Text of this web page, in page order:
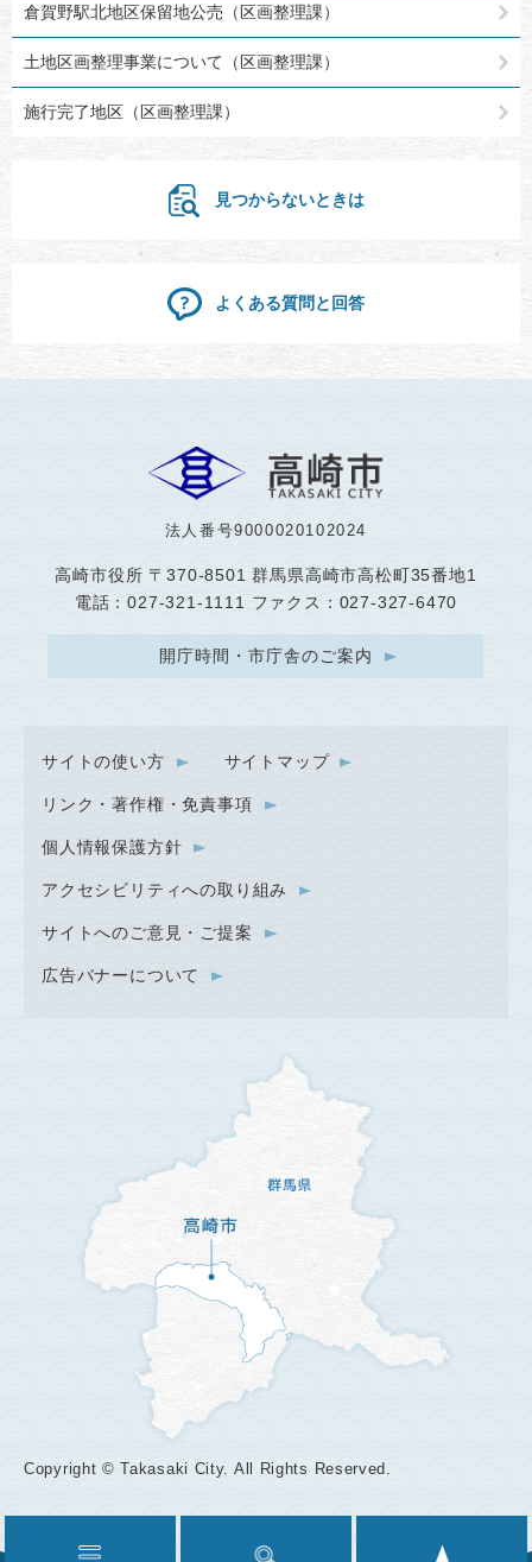
倉賀野駅北地区保留地公売（区画整理課）
土地区画整理事業について（区画整理課）
施行完了地区（区画整理課）
見つからないときは
よくある質問と回答
法人番号9000020102024
高崎市役所 〒370-8501 群馬県高崎市高松町35番地1
電話：027-321-1111 ファクス：027-327-6470
開庁時間・市庁舎のご案内
サイトの使い方 サイトマップ
リンク・著作権・免責事項
個人情報保護方針
アクセシビリティへの取り組み
サイトへのご意見・ご提案
広告バナーについて
Copyright © Takasaki City. All Rights Reserved.